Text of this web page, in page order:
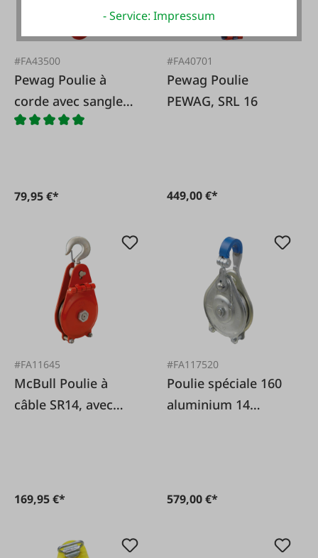
#FA43500
Pewag Poulie à
corde avec sangle
chaîne
79,95 €*
#FA40701
Pewag Poulie
PEWAG, SRL 16
449,00 €*
#FA11645
McBull Poulie à
câble SR14, avec
169,95 €*
#FA117520
Poulie spéciale 160
aluminium 14
579,00 €*
- Service: Impressum